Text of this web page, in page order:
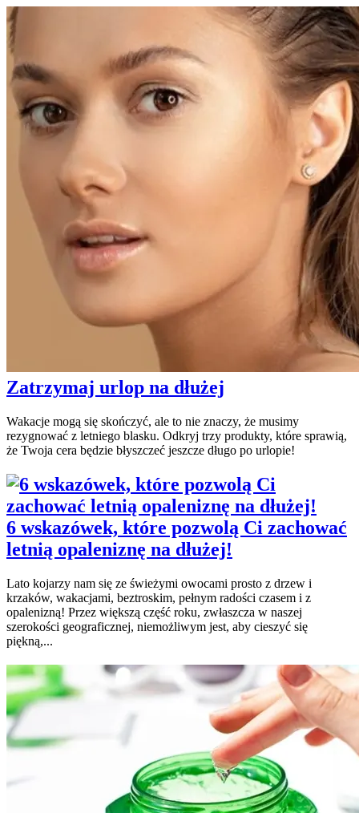
Zatrzymaj urlop na dłużej
Wakacje mogą się skończyć, ale to nie znaczy, że musimy
rezygnować z letniego blasku. Odkryj trzy produkty, które sprawią,
że Twoja cera będzie błyszczeć jeszcze długo po urlopie!
6 wskazówek, które pozwolą Ci zachować
letnią opaleniznę na dłużej!
Lato kojarzy nam się ze świeżymi owocami prosto z drzew i
krzaków, wakacjami, beztroskim, pełnym radości czasem i z
opalenizną! Przez większą część roku, zwłaszcza w naszej
szerokości geograficznej, niemożliwym jest, aby cieszyć się
piękną,...